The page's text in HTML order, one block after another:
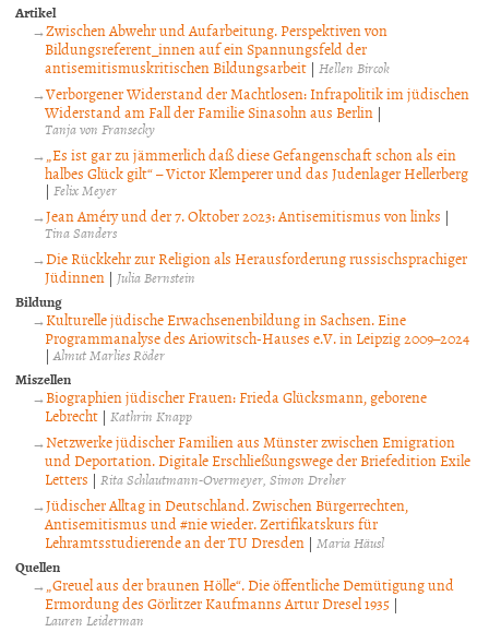
Artikel
Zwischen Abwehr und Aufarbeitung. Perspektiven von
Bildungsreferent_innen auf ein Spannungsfeld der
antisemitismuskritischen Bildungsarbeit | Hellen Bircok
Verborgener Widerstand der Machtlosen: Infrapolitik im jüdischen
Widerstand am Fall der Familie Sinasohn aus Berlin |
Tanja von Fransecky
„Es ist gar zu jämmerlich daß diese Gefangenschaft schon als ein
halbes Glück gilt“ – Victor Klemperer und das Judenlager Hellerberg
| Felix Meyer
Jean Améry und der 7. Oktober 2023: Antisemitismus von links |
Tina Sanders
Die Rückkehr zur Religion als Herausforderung russischsprachiger
Jüdinnen | Julia Bernstein
Bildung
Kulturelle jüdische Erwachsenenbildung in Sachsen. Eine
Programmanalyse des Ariowitsch-Hauses e.V. in Leipzig 2009–2024
|Almut Marlies Röder
Miszellen
Biographien jüdischer Frauen: Frieda Glücksmann, geborene
Lebrecht | Kathrin Knapp
Netzwerke jüdischer Familien aus Münster zwischen Emigration
und Deportation. Digitale Erschließungswege der Briefedition Exile
Letters | Rita Schlautmann-Overmeyer Simon Dreher
Jüdischer Alltag in Deutschland. Zwischen Bürgerrechten,
Antisemitismus und #nie wieder. Zertifikatskurs für
Lehramtsstudierende an der TU Dresden | Maria Häusl
Quellen
„Greuel aus der braunen Hölle“. Die öffentliche Demütigung und
Ermordung des Görlitzer Kaufmanns Artur Dresel 1935 |
Lauren Leiderman